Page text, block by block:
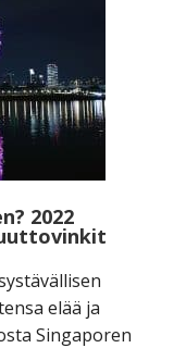
2022
elää ja
Singaporen